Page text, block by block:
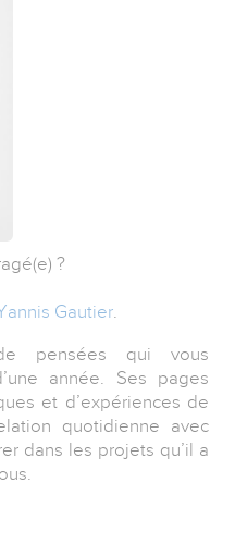
?
Gautier
pensées qui vous
année. Ses pages
et d’expériences de
quotidienne avec
dans les projets qu’il a